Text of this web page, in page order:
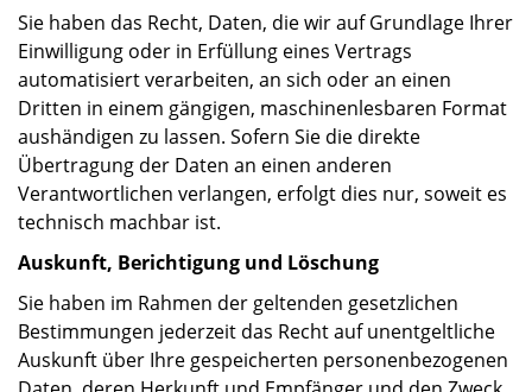
Sie haben das Recht, Daten, die wir auf Grundlage Ihrer
Einwilligung oder in Erfüllung eines Vertrags
automatisiert verarbeiten, an sich oder an einen
Dritten in einem gängigen, maschinenlesbaren Format
aushändigen zu lassen. Sofern Sie die direkte
Übertragung der Daten an einen anderen
Verantwortlichen verlangen, erfolgt dies nur, soweit es
technisch machbar ist.
Auskunft, Berichtigung und Löschung
Sie haben im Rahmen der geltenden gesetzlichen
Bestimmungen jederzeit das Recht auf unentgeltliche
Auskunft über Ihre gespeicherten personenbezogenen